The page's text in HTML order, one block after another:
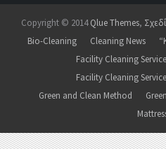
Copyright © 2014Qlue Themes,
Bio-Cleaning
Cleaning News
Facility Cleaning
Facility Cleaning
Green and Clean Method